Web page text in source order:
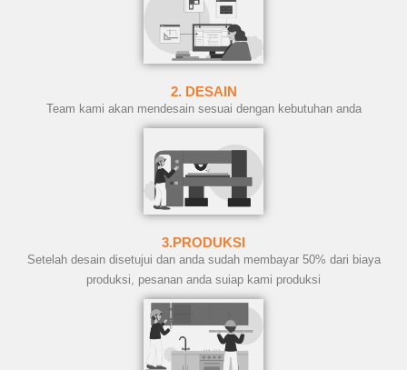
2. DESAIN
Team kami akan mendesain sesuai dengan kebutuhan anda
3.PRODUKSI
Setelah desain disetujui dan anda sudah membayar 50% dari biaya
produksi, pesanan anda suiap kami produksi